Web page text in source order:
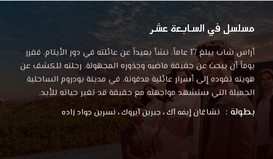
مسلسل في السابعة عشر
أراس شاب يبلغ 17 عاماً، نشأ بعيداً عن عائلته في دور الأيتام، فقرر
يوماً أن يبحث عن حقيقة ماضيه وجذوره المجهولة. رحلته للكشف عن
هويته تقوده إلى أسرار عائلية مدفونة، في مدينة بودروم الساحلية
الجميلة التي ستشهد مواجهته مع حقيقة قد تغير حياته للأبد.
بطولة : تشاغان إيفه آك، جيرين آيروك، نسرين جواد زاده